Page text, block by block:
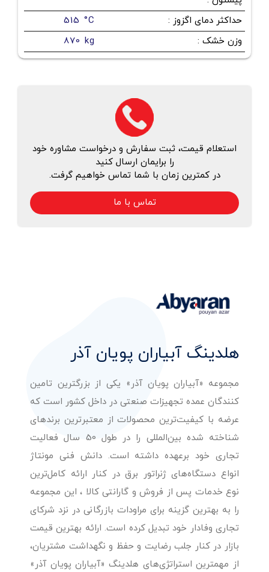
حداکثر دمای اگزوز :
515 °C
وزن خشک :
870 kg
استعلام قیمت، ثبت سفارش و درخواست مشاوره خود
را برایمان ارسال کنید
در کمترین زمان با شما تماس خواهیم گرفت.
تماس با ما
هلدینگ آبیاران پویان آذر
مجموعه «آبیاران پویان آذر» یکی از بزرگترین تامین
کنندگان عمده تجهیزات صنعتی در داخل کشور است که
عرضه با کیفیت‌ترین محصولات از معتبرترین برندهای
شناخته شده بین‌المللی را در طول 50 سال فعالیت
تجاری خود برعهده داشته است. دانش فنی مونتاژ
انواع دستگاه‌های ژنراتور برق در کنار ارائه کامل‌ترین
نوع خدمات پس از فروش و گارانتی کالا ، این مجموعه
را به بهترین گزینه برای مراودات بازرگانی در نزد شرکای
تجاری وفادار خود تبدیل کرده است. ارائه بهترین قیمت
بازار در کنار جلب رضایت و حفظ و نگهداشت مشتریان،
از مهمترین استراتژی‌های هلدینگ «آبیاران پویان آذر»